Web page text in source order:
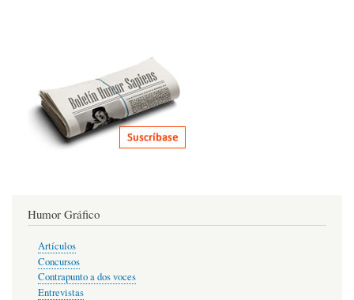
Humor Gráfico
Artículos
Concursos
Contrapunto a dos voces
Entrevistas